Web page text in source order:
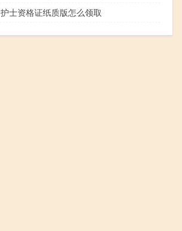
护士资格证纸质版怎么领取